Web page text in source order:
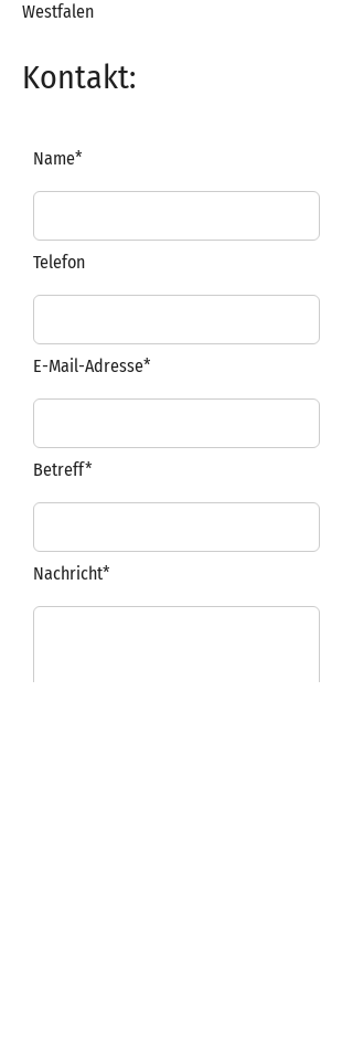
Westfalen
Kontakt:
Name*
Telefon
E-Mail-Adresse*
Betreff*
Nachricht*